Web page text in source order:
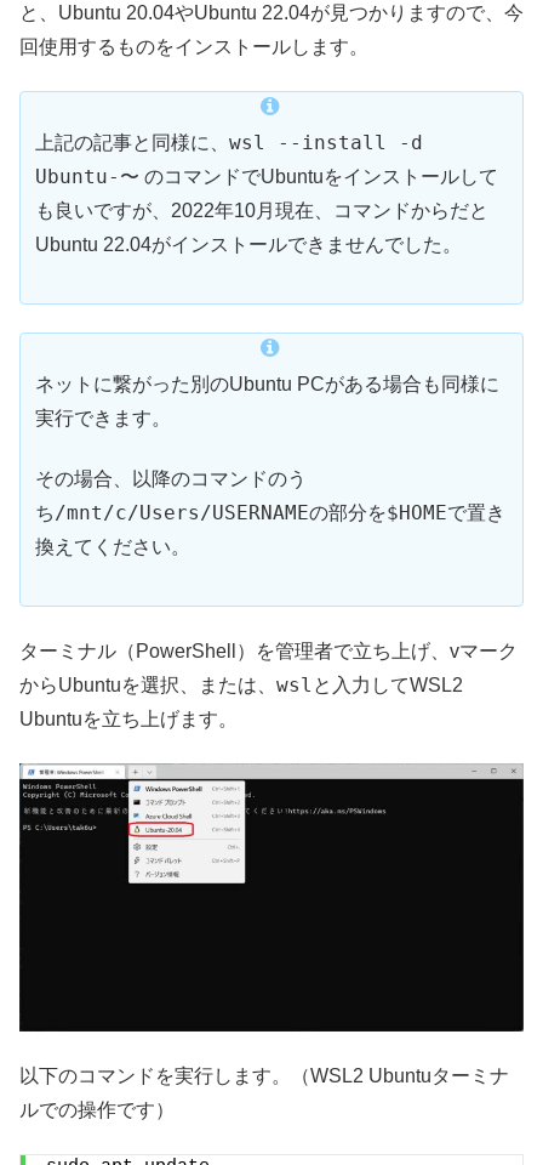
と、Ubuntu 20.04やUbuntu 22.04が見つかりますので、今
回使用するものをインストールします。
上記の記事と同様に、 wsl --install -d
Ubuntu-〜 のコマンドでUbuntuをインストールして
も良いですが、2022年10月現在、コマンドからだと
Ubuntu 22.04がインストールできませんでした。
ネットに繋がった別のUbuntu PCがある場合も同様に
実行できます。
その場合、以降のコマンドのう
ち/mnt/c/Users/USERNAMEの部分を$HOMEで置き
換えてください。
ターミナル（PowerShell）を管理者で立ち上げ、vマーク
からUbuntuを選択、または、 wsl と入力してWSL2
Ubuntuを立ち上げます。
以下のコマンドを実行します。（WSL2 Ubuntuターミナ
ルでの操作です）